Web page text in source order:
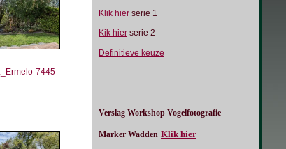
Klik hier serie 1
Kik hier serie 2
Definitieve keuze
-------
Verslag Workshop Vogelfotografie
Marker Wadden Klik hier
7445